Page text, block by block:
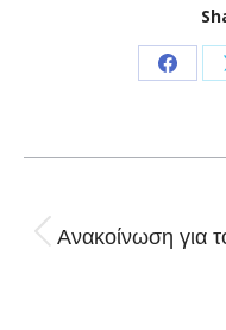
Share
navigation
Ανακοίνωση για